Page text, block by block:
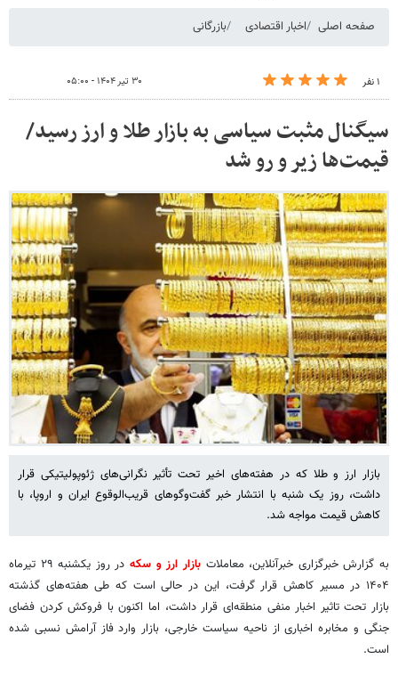
صفحه اصلی اخبار اقتصادی بازرگانی
۱ نفر ۳۰ تیر ۱۴۰۴ - ۰۵:۰۰
سیگنال مثبت سیاسی به بازار طلا و ارز رسید/
قیمت‌ها زیر و رو شد
بازار ارز و طلا که در هفته‌های اخیر تحت تأثیر نگرانی‌های ژئوپولیتیکی قرار
داشت، روز یک شنبه با انتشار خبر گفت‌وگوهای قریب‌الوقوع ایران و اروپا، با
کاهش قیمت مواجه شد.
به گزارش خبرگزاری خبرآنلاین، معاملاتبازار ارز و سکه
در روز یکشنبه ۲۹ تیرماه
۱۴۰۴ در مسیر کاهش قرار گرفت، این در حالی است که طی هفته‌های گذشته
بازار تحت تاثیر اخبار منفی منطقه‌ای قرار داشت، اما اکنون با فروکش کردن فضای
جنگی و مخابره اخباری از ناحیه سیاست خارجی، بازار وارد فاز آرامش نسبی شده
است.